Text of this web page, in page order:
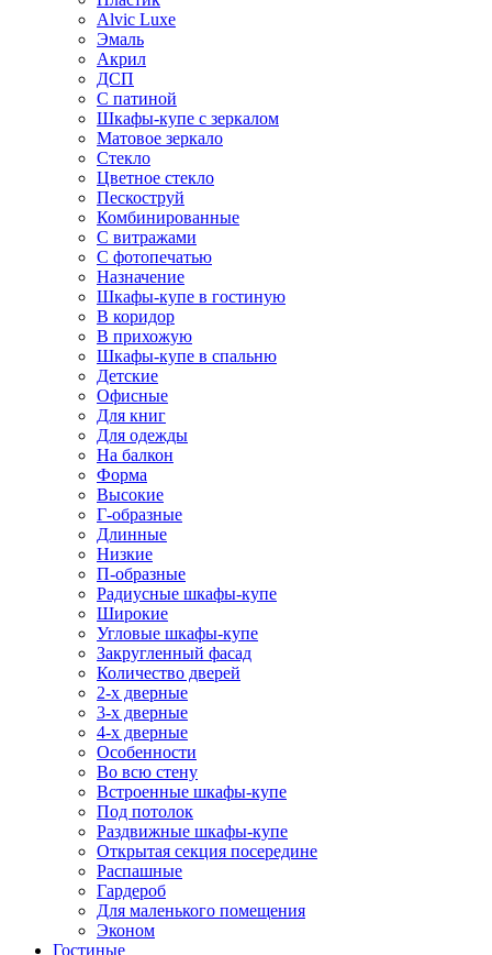
Alvic Luxe
Эмаль
Акрил
ДСП
С патиной
Шкафы-купе с зеркалом
Матовое зеркало
Стекло
Цветное стекло
Пескоструй
Комбинированные
С витражами
С фотопечатью
Назначение
Шкафы-купе в гостиную
В коридор
В прихожую
Шкафы-купе в спальню
Детские
Офисные
Для книг
Для одежды
На балкон
Форма
Высокие
Г-образные
Длинные
Низкие
П-образные
Радиусные шкафы-купе
Широкие
Угловые шкафы-купе
Закругленный фасад
Количество дверей
2-х дверные
3-х дверные
4-х дверные
Особенности
Во всю стену
Встроенные шкафы-купе
Под потолок
Раздвижные шкафы-купе
Открытая секция посередине
Распашные
Гардероб
Для маленького помещения
Эконом
Гостиные